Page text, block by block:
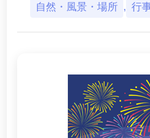
自然・風景・場所 , 行